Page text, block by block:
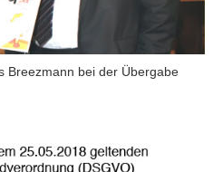
Breezmann bei der Übergabe